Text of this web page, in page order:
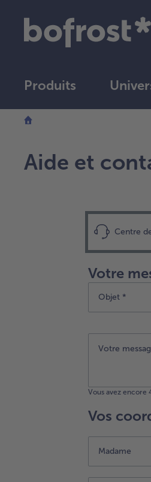
Produits
Aide et
Centre
Votre
Objet *
Vous avez encore
Vos
Madame